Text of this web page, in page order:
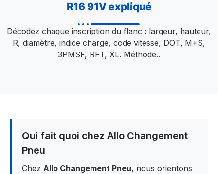
R16 91V expliqué
Décodez chaque inscription du flanc : largeur, hauteur,
R, diamètre, indice charge, code vitesse, DOT, M+S,
3PMSF, RFT, XL. Méthode..
Qui fait quoi chez Allo Changement
Pneu
Chez Allo Changement Pneu, nous orientons